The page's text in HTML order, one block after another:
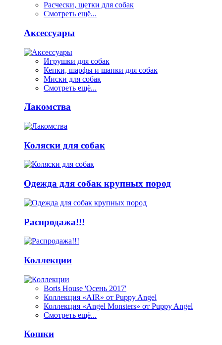
Расчески, щетки для собак
Смотреть ещё...
Аксессуары
Игрушки для собак
Кепки, шарфы и шапки для собак
Миски для собак
Смотреть ещё...
Лакомства
Коляски для собак
Одежда для собак крупных пород
Распродажа!!!
Коллекции
Boris House 'Осень 2017'
Коллекция «AIR» от Puppy Angel
Коллекция «Angel Monsters» от Puppy Angel
Смотреть ещё...
Кошки